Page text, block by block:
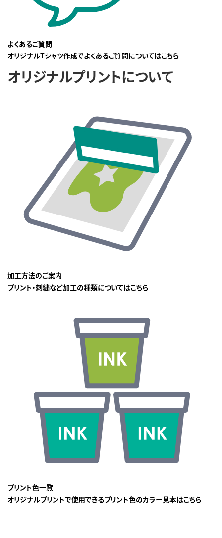
よくあるご質問
オリジナルTシャツ作成でよくあるご質問についてはこちら
オリジナルプリントについて
加工方法のご案内
プリント・刺繍など加工の種類についてはこちら
プリント色一覧
オリジナルプリントで使用できるプリント色のカラー見本はこちら